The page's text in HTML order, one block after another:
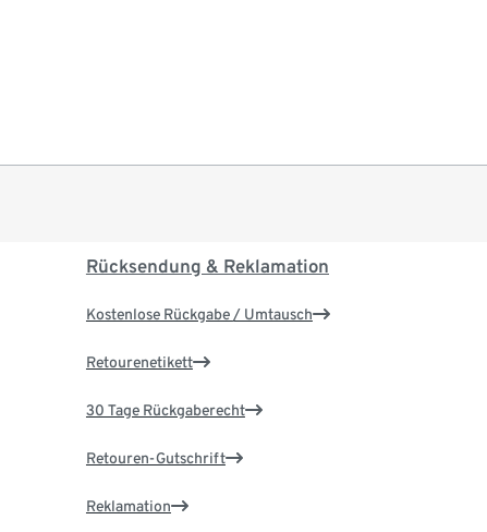
Rücksendung & Reklamation
Kostenlose Rückgabe / Umtausch
Retourenetikett
30 Tage Rückgaberecht
Retouren-Gutschrift
Reklamation